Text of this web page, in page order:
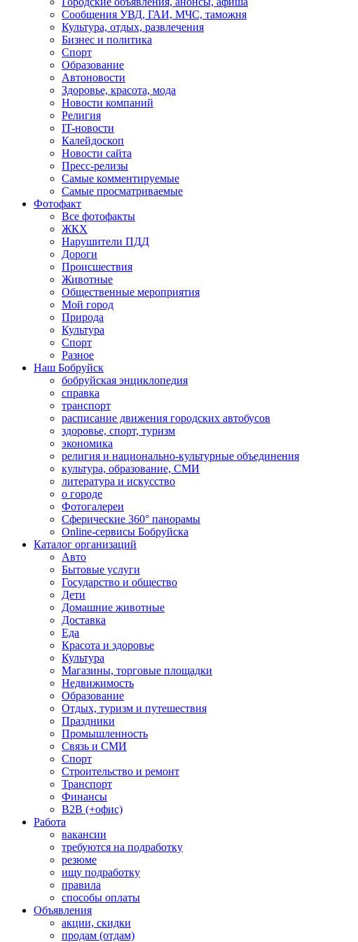
Сообщения УВД, ГАИ, МЧС, таможня
Культура, отдых, развлечения
Бизнес и политика
Спорт
Образование
Автоновости
Здоровье, красота, мода
Новости компаний
Религия
IT-новости
Калейдоскоп
Новости сайта
Пресс-релизы
Самые комментируемые
Самые просматриваемые
Фотофакт
Все фотофакты
ЖКХ
Нарушители ПДД
Дороги
Происшествия
Животные
Общественные мероприятия
Мой город
Природа
Культура
Спорт
Разное
Наш Бобруйск
бобруйская энциклопедия
справка
транспорт
расписание движения городских автобусов
здоровье, спорт, туризм
экономика
религия и национально-культурные объединения
культура, образование, СМИ
литература и искусство
о городе
Фотогалереи
Сферические 360° панорамы
Online-сервисы Бобруйска
Каталог организаций
Авто
Бытовые услуги
Государство и общество
Дети
Домашние животные
Доставка
Еда
Красота и здоровье
Культура
Магазины, торговые площадки
Недвижимость
Образование
Отдых, туризм и путешествия
Праздники
Промышленность
Связь и СМИ
Спорт
Строительство и ремонт
Транспорт
Финансы
B2B (+офис)
Работа
вакансии
требуются на подработку
резюме
ищу подработку
правила
способы оплаты
Объявления
акции, скидки
продам (отдам)